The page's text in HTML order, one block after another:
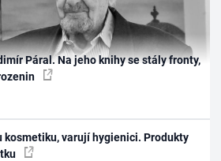
Páral. Na jeho knihy se stály fronty,
kosmetiku, varují hygienici. Produkty